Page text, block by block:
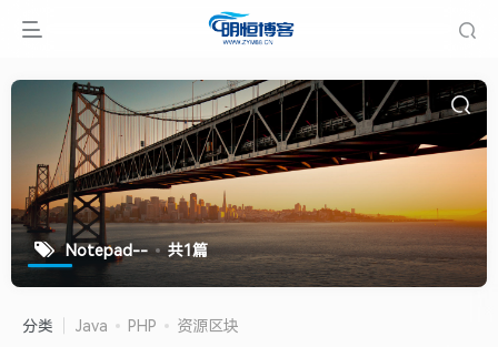
Notepad-- 共1篇
分类 Java PHP
资源区块